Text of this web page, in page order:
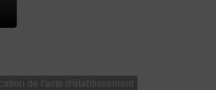
de l'acte d'établissement